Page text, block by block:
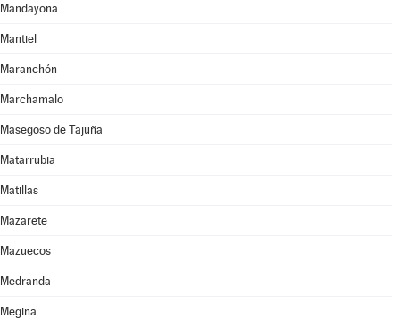
Mandayona
Mantiel
Maranchón
Marchamalo
Masegoso de Tajuña
Matarrubia
Matillas
Mazarete
Mazuecos
Medranda
Megina